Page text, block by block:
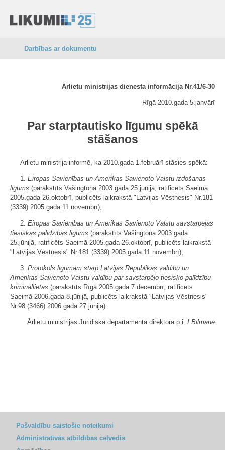
Darbības ar dokumentu
Ārlietu ministrijas dienesta informācija Nr.41/6-30
Rīgā 2010.gada 5.janvārī
Par starptautisko līgumu spēkā
stāšanos
Ārlietu ministrija informē, ka 2010.gada 1.februārī stāsies spēkā:
1. Eiropas Savienības un Amerikas Savienoto Valstu izdošanas
līgums (parakstīts Vašingtonā 2003.gada 25.jūnijā, ratificēts Saeimā
2005.gada 26.oktobrī, publicēts laikrakstā "Latvijas Vēstnesis" Nr.181
(3339) 2005.gada 11.novembrī);
2. Eiropas Savienības un Amerikas Savienoto Valstu savstarpējās
tiesiskās palīdzības līgums (parakstīts Vašingtonā 2003.gada
25.jūnijā, ratificēts Saeimā 2005.gada 26.oktobrī, publicēts laikrakstā
"Latvijas Vēstnesis" Nr.181 (3339) 2005.gada 11.novembrī);
3. Protokols līgumam starp Latvijas Republikas valdību un
Amerikas Savienoto Valstu valdību par savstarpējo tiesisko palīdzību
krimināllietās (parakstīts Rīgā 2005.gada 7.decembrī, ratificēts
Saeimā 2006.gada 8.jūnijā, publicēts laikrakstā "Latvijas Vēstnesis"
Nr.98 (3466) 2006.gada 27.jūnijā).
Ārlietu ministrijas Juridiskā departamenta direktora p.i. I.Bīlmane
Pašvaldību saistošie noteikumi
Administratīvās atbildības ceļvedis